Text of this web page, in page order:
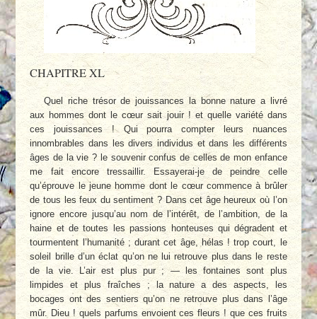
CHAPITRE XL
Quel riche trésor de jouissances la bonne nature a livré
aux hommes dont le cœur sait jouir ! et quelle variété dans
ces jouissances ! Qui pourra compter leurs nuances
innombrables dans les divers individus et dans les différents
âges de la vie ? le souvenir confus de celles de mon enfance
me fait encore tressaillir. Essayerai-je de peindre celle
qu’éprouve le jeune homme dont le cœur commence à brûler
de tous les feux du sentiment ? Dans cet âge heureux où l’on
ignore encore jusqu’au nom de l’intérêt, de l’ambition, de la
haine et de toutes les passions honteuses qui dégradent et
tourmentent l’humanité ; durant cet âge, hélas ! trop court, le
soleil brille d’un éclat qu’on ne lui retrouve plus dans le reste
de la vie. L’air est plus pur ; — les fontaines sont plus
limpides et plus fraîches ; la nature a des aspects, les
bocages ont des sentiers qu’on ne retrouve plus dans l’âge
mûr. Dieu ! quels parfums envoient ces fleurs ! que ces fruits